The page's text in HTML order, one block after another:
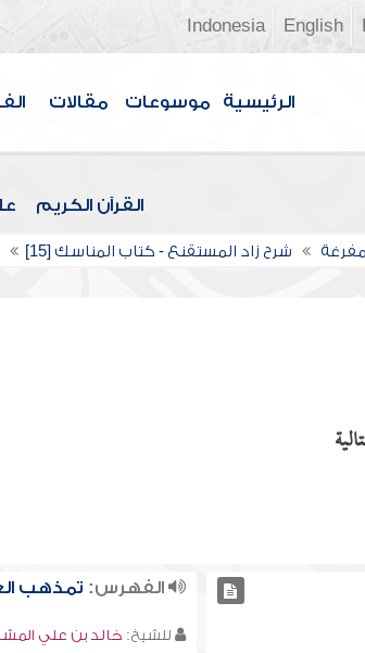
English
Indonesia
الرئيسية موسوعات مقالات
القرآن الكريم
شرح زاد المستقنع - كتاب المناسك [15]
الفهرس: تمذهب
للشيخ: خالد بن علي